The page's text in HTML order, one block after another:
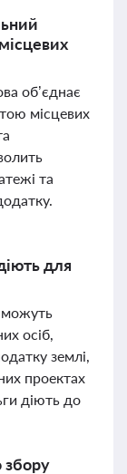
об’єднає
місцевих
та
для
можуть
осіб,
землі,
проектах
діють до
збору